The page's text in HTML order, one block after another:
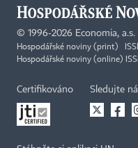
© 1996-2026 Economia, a.s.
Hospodářské noviny (print)
Hospodářské noviny (online)
Certifikováno Sledujte